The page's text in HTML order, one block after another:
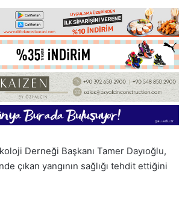
Derneği Başkanı Tamer Dayıoğlu,
çıkan yangının sağlığı tehdit ettiğini